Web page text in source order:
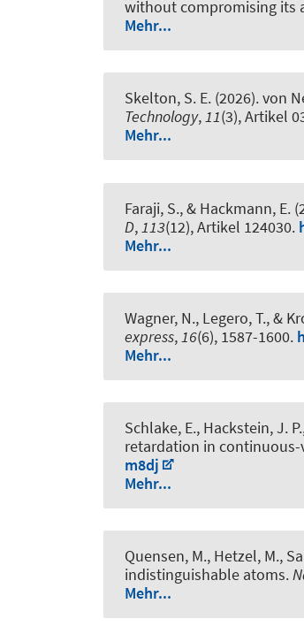
without compromising its
Mehr...
Skelton, S. E. (2026).von
Technology,11(3), Artikel
Mehr...
Faraji, S., & Hackmann, E.
D, 113(12), Artikel 124030.
Mehr...
Wagner, N., Legero, T., &
express,16(6), 1587-1600.
Mehr...
Schlake, E., Hackstein, J.
retardation in
m8dj
Mehr...
Quensen, M., Hetzel, M.,
indistinguishable atoms.
Mehr...